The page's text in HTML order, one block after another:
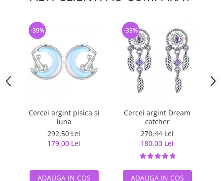
Cercei argint pisica si
luna
292,50 Lei
179,00 Lei
-39%
ADAUGA IN COS
Cercei argint Dream
catcher
270,44 Lei
180,00 Lei
-33%
ADAUGA IN COS